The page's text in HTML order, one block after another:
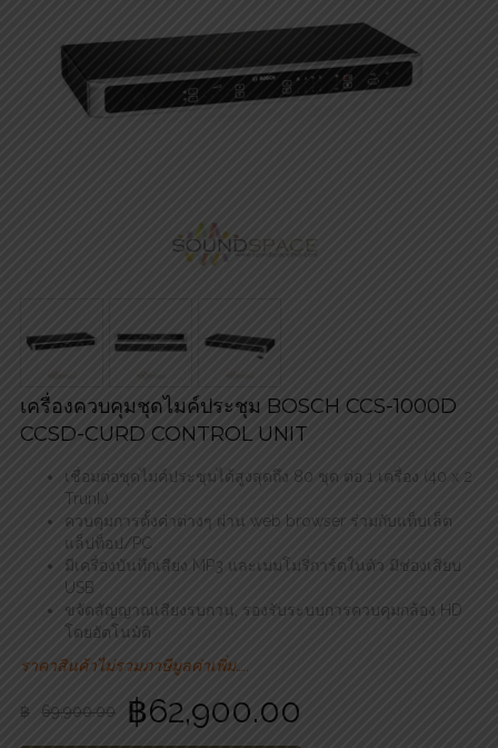
เครื่องควบคุมชุดไมค์ประชุม BOSCH CCS-1000D
CCSD-CURD CONTROL UNIT
เชื่อมต่อชุดไมค์ประชุมได้สูงสุดถึง 80 ชุด ต่อ 1 เครื่อง (40 x 2
Trunk)
ควบคุมการตั้งค่าต่างๆ ผ่าน web browser ร่วมกับแท็บเล็ต
แล็ปท็อป/PC
มีเครื่องบันทึกเสียง MP3 และเมมโมรี่การ์ดในตัว มีช่องเสียบ
USB
ขจัดสัญญาณเสียงรบกวน, รองรับระบบการควบคุมกล้อง HD
โดยอัตโนมัติ
ราคาสินค้าไม่รวมภาษีมูลค่าเพิ่ม…..
฿ 69,900.00 ฿62,900.00